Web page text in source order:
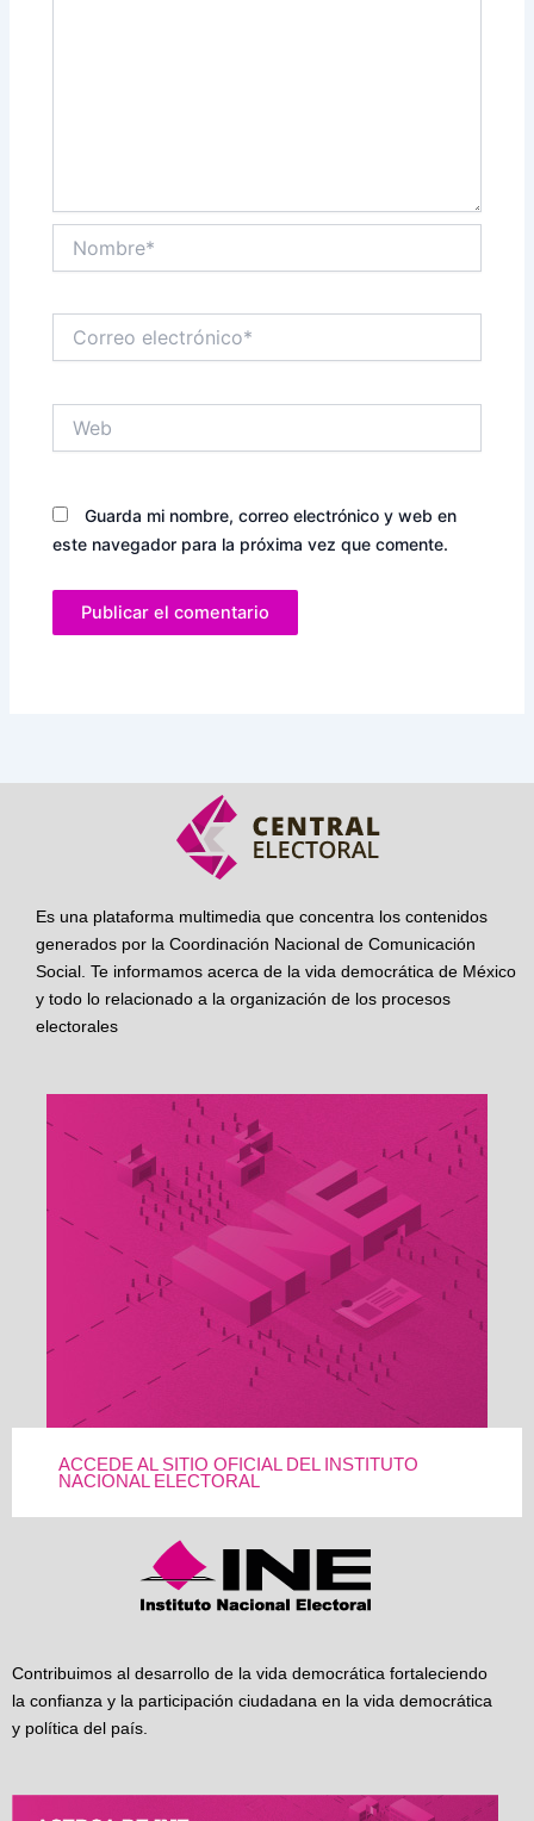
electrónico*
Guarda mi nombre, correo electrónico y web en
este navegador para la próxima vez que comente.
Es una plataforma multimedia que concentra los contenidos
generados por la Coordinación Nacional de Comunicación
Social. Te informamos acerca de la vida democrática de México
y todo lo relacionado a la organización de los procesos
electorales
ACCEDE AL SITIO OFICIAL DEL INSTITUTO
NACIONAL ELECTORAL
Contribuimos al desarrollo de la vida democrática fortaleciendo
la confianza y la participación ciudadana en la vida democrática
y política del país.